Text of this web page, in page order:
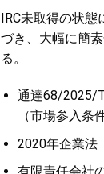
IRC未取得の状
づき、大幅に簡
る。
通達68/2025/
（市場参入条
2020年企業法